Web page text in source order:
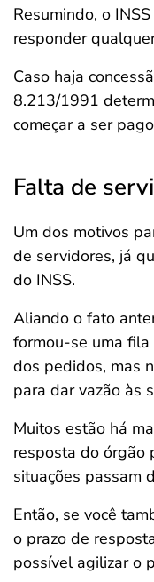
Resumindo, o
responder
Caso haja
8.213/1991
começar a ser
Falta de
Um dos motivos
de servidores, já
do INSS.
Aliando o fato
formou-se uma
dos pedidos, mas
para dar vazão às
Muitos estão há
resposta do órgão
situações passam
Então, se você
o prazo de
possível agilizar o